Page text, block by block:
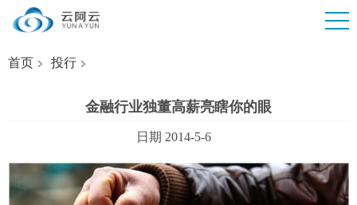
首页 投行
金融行业独董高薪亮瞎你的眼
日期 2014-5-6